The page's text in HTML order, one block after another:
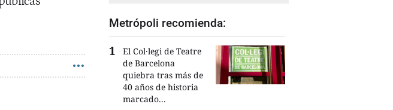
Metrópoli recomienda:
El Col·legi de Teatre
de Barcelona
quiebra tras más de
40 años de historia
marcado...